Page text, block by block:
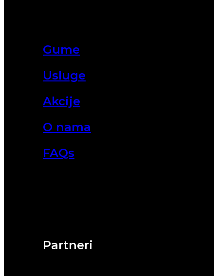
Partneri
Gume
Usluge
Akcije
O nama
FAQs